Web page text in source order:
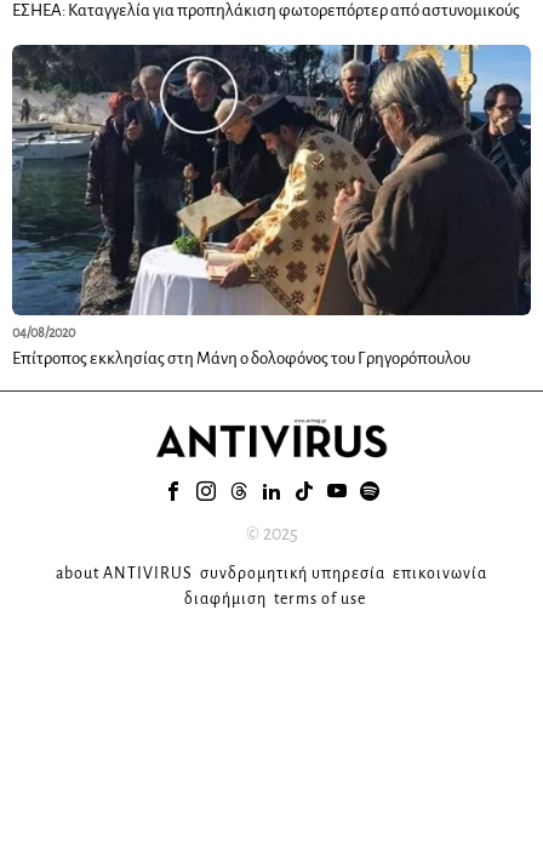
ΕΣΗΕΑ: Καταγγελία για προπηλάκιση φωτορεπόρτερ από αστυνομικούς
04/08/2020
Επίτροπος εκκλησίας στη Μάνη ο δολοφόνος του Γρηγορόπουλου
© 2025
about ANTIVIRUS συνδρομητική υπηρεσία επικοινωνία
διαφήμιση terms of use